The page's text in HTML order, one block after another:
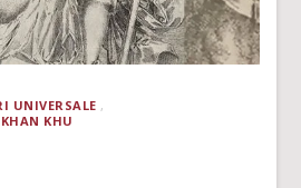
UNIVERSALE
KHU